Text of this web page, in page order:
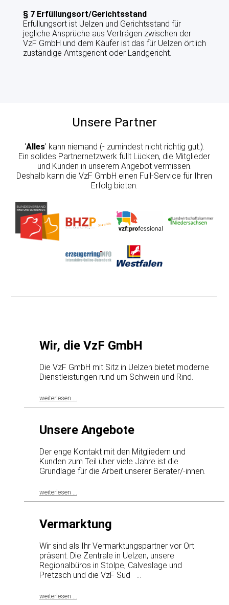
§ 7 Erfüllungsort/Gerichtsstand
Erfüllungsort ist Uelzen und Gerichtsstand für
jegliche Ansprüche aus Verträgen zwischen der
VzF GmbH und dem Käufer ist das für Uelzen örtlich
zuständige Amtsgericht oder Landgericht.
Unsere Partner
'Alles' kann niemand (- zumindest nicht richtig gut.).
Ein solides Partnernetzwerk füllt Lücken, die Mitglieder
und Kunden in unserem Angebot vermissen.
Deshalb kann die VzF GmbH einen Full-Service für Ihren
Erfolg bieten.
Wir, die VzF GmbH
Die VzF GmbH mit Sitz in Uelzen bietet moderne
Dienstleistungen rund um Schwein und Rind.
weiterlesen ...
Unsere Angebote
Der enge Kontakt mit den Mitgliedern und
Kunden zum Teil über viele Jahre ist die
Grundlage für die Arbeit unserer Berater/-innen.
weiterlesen ...
Vermarktung
Wir sind als Ihr Vermarktungspartner vor Ort
präsent. Die Zentrale in Uelzen, unsere
Regionalbüros in Stolpe, Calveslage und
Pretzsch und die VzF Süd ...
weiterlesen ...